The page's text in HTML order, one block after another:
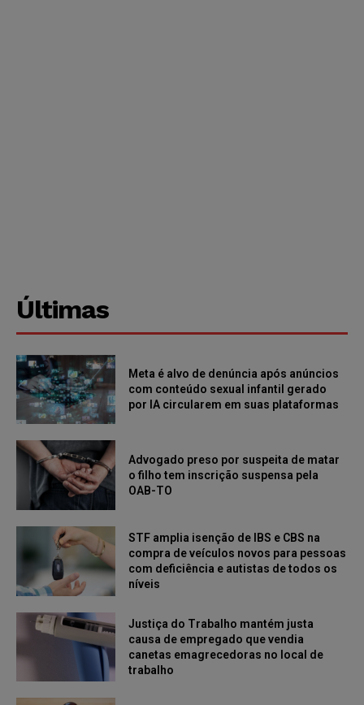
Últimas
Meta é alvo de denúncia após anúncios
com conteúdo sexual infantil gerado
por IA circularem em suas plataformas
Advogado preso por suspeita de matar
o filho tem inscrição suspensa pela
OAB-TO
STF amplia isenção de IBS e CBS na
compra de veículos novos para pessoas
com deficiência e autistas de todos os
níveis
Justiça do Trabalho mantém justa
causa de empregado que vendia
canetas emagrecedoras no local de
trabalho